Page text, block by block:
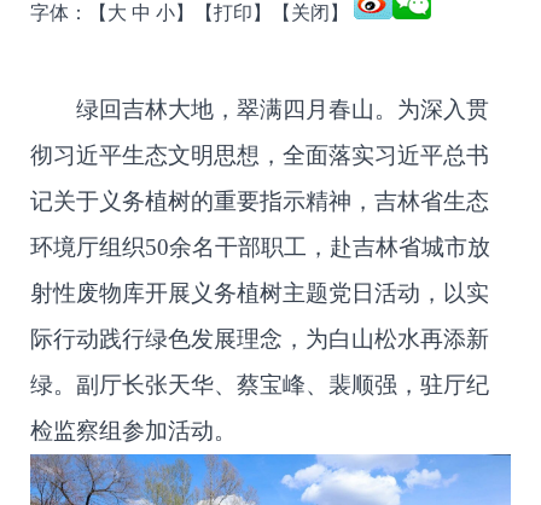
字体：【 大 中 小】 【打印】 【关闭】
绿回吉林大地，翠满四月春山。为深入贯
彻习近平生态文明思想，全面落实习近平总书
记关于义务植树的重要指示精神，吉林省生态
环境厅组织50余名干部职工，赴吉林省城市放
射性废物库开展义务植树主题党日活动，以实
际行动践行绿色发展理念，为白山松水再添新
绿。副厅长张天华、蔡宝峰、裴顺强，驻厅纪
检监察组参加活动。